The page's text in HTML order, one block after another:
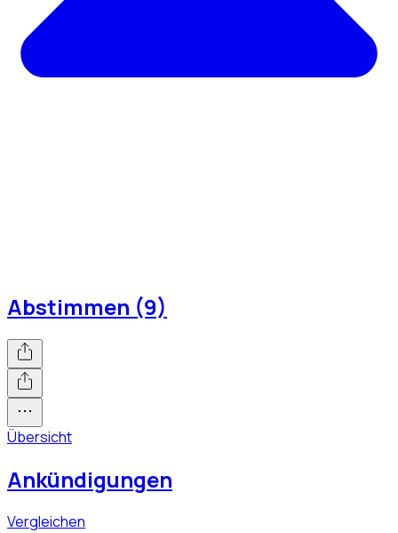
Abstimmen (9)
Übersicht
Ankündigungen
Vergleichen